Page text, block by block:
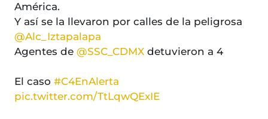
América.
Y así se la llevaron por calles de la peligrosa
@Alc_Iztapalapa
Agentes de @SSC_CDMX detuvieron a 4
El caso #C4EnAlerta
pic.twitter.com/TtLqwQExIE